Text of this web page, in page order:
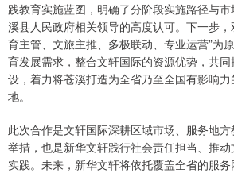
践教育实施蓝图，明确了分阶段实施路径与
溪县人民政府相关领导的高度认可。下一步
育主管、文旅主推、多极联动、专业运营”为
育发展需求，整合文轩国际的资源优势，共
设，着力将苍溪打造为全省乃至全国有影响
地。
此次合作是文轩国际深耕区域市场、服务地
举措，也是新华文轩践行社会责任担当、推
实践。未来，新华文轩将依托覆盖全省的服